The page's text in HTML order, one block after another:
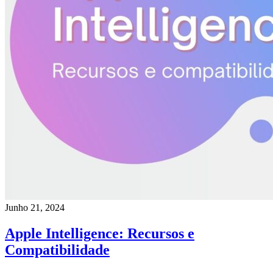
Junho 21, 2024
Apple Intelligence: Recursos e
Compatibilidade